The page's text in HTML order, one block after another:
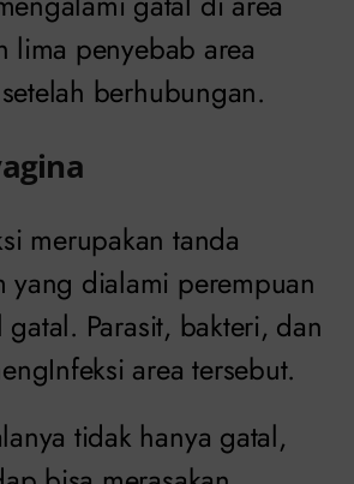
lima penyebab area
berhubungan.
merupakan tanda
yang dialami perempuan
Parasit, bakteri, dan
area tersebut.
tidak hanya gatal,